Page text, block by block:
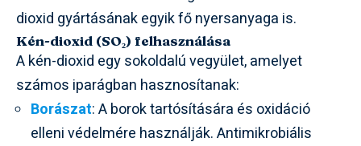
dioxid gyártásának egyik fő nyersanyaga is.
Kén-dioxid (SO₂) felhasználása
A kén-dioxid egy sokoldalú vegyület, amelyet
számos iparágban hasznosítanak:
Borászat: A borok tartósítására és oxidáció
elleni védelmére használják. Antimikrobiális